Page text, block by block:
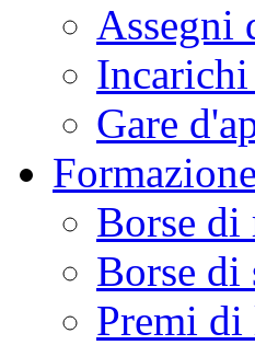
Assegni
Gare
Formazione
Borse di
Borse di
Premi